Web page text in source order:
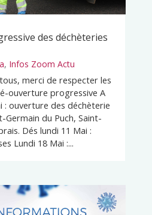
des déchèteries
, Infos Zoom Actu
merci de respecter les
ouverture progressive A
: ouverture des déchèterie
Germain du Puch, Saint-
Dés lundi 11 Mai :
Lundi 18 Mai :...